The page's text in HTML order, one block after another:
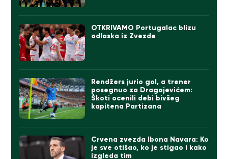
OTKRIVAMO Portugalac blizu
odlaska iz Zvezde
Rendžers jurio gol, a trener
posegnuo za Dragojevićem:
Škoti ocenili debi bivšeg
kapitena Partizana
Crvena zvezda Ibona Navara: Ko
je sve otišao, ko je stigao i kako
izgleda tim